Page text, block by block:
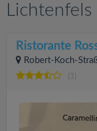
Lichtenfels
Ristorante
Robert-Koch-
(3)